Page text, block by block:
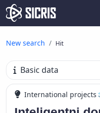
New search Hit
Basic data
International projects